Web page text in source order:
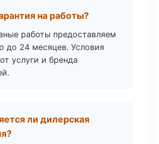
на работы?
работы предоставляем
до 24 месяцев. Условия
услуги и бренда
ли дилерская